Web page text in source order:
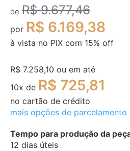
imagens
de R$ 9.677,46
por R$ 6.169,38
à vista no PIX com 15% off
R$ 7.258,10 ou em até
10x de R$ 725,81
no cartão de crédito
mais opções de parcelamento
Tempo para produção da
12 dias úteis